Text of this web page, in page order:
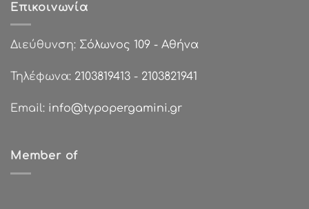
Επικοινωνία
Διεύθυνση: Σόλωνος 109 - Αθήνα
Τηλέφωνα: 2103819413 - 2103821941
Email: info@typopergamini.gr
Member of